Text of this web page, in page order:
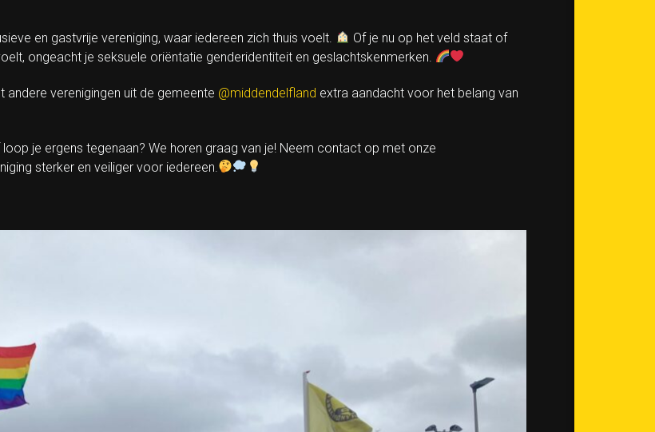
en gastvrije vereniging, waar iedereen zich thuis voelt.
Of je nu op het veld staat of
ongeacht je seksuele oriëntatie genderidentiteit en geslachtskenmerken.
andere verenigingen uit de gemeente @middendelfland extra aandacht voor het belang van
je ergens tegenaan? We horen graag van je! Neem contact op met onze
sterker en veiliger voor iedereen.